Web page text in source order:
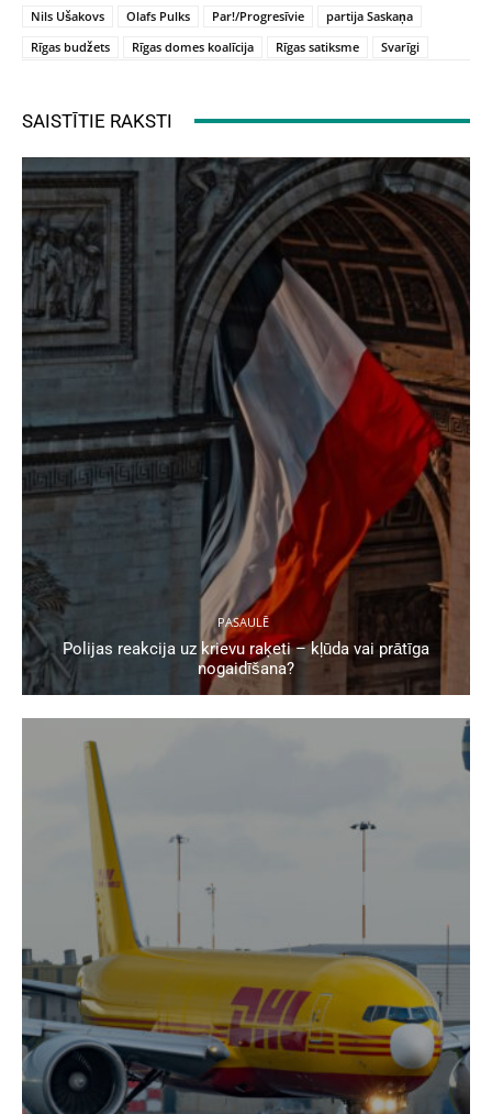
Nils Ušakovs
Olafs Pulks Par!/Progresīvie
partija Saskaņa
Rīgas budžets
Rīgas domes koalīcija Rīgas satiksme Svarīgi
SAISTĪTIE RAKSTI
PASAULĒ
Polijas reakcija uz krievu raķeti – kļūda vai prātīga
nogaidīšana?